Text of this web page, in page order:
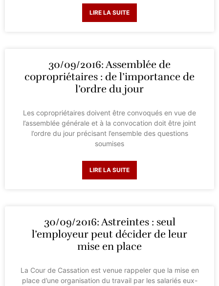
LIRE LA SUITE
30/09/2016: Assemblée de
copropriétaires : de l’importance de
l’ordre du jour
Les copropriétaires doivent être convoqués en vue de
l’assemblée générale et à la convocation doit être joint
l’ordre du jour précisant l’ensemble des questions
soumises
LIRE LA SUITE
30/09/2016: Astreintes : seul
l’employeur peut décider de leur
mise en place
La Cour de Cassation est venue rappeler que la mise en
place d’une organisation du travail par les salariés eux-